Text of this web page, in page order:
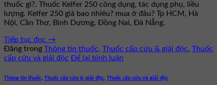
thuốc gì?. Thuốc Kelfer 250 công dụng, tác dụng phụ, liều
lượng. Kelfer 250 giá bao nhiêu? mua ở đâu? Tp HCM, Hà
Nội, Cần Thơ, Bình Dương, Đồng Nai, Đà Nẵng.
Tiếp tục đọc →
Đăng trong Thông tin thuốc, Thuốc cấp cứu & giải độc, Thuốc
cấp cứu và giải độc Để lại bình luận
Thông tin thuốc Thuốc cấp cứu & giải độc Thuốc cấp cứu và giải độc